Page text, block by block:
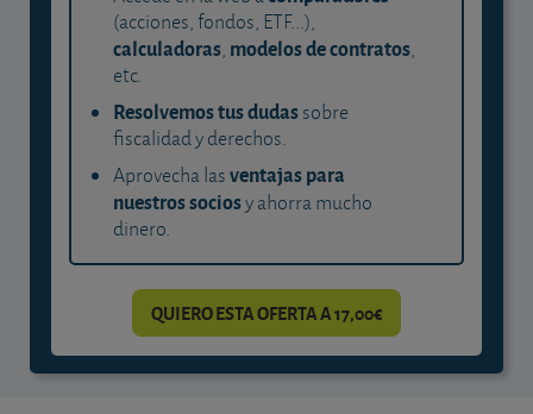
(acciones, fondos, ETF...),
calculadoras, modelos de contratos,
etc.
Resolvemos tus dudassobre
fiscalidad y derechos.
Aprovecha lasventajas para
nuestros sociosy ahorra mucho
dinero.
QUIERO ESTA OFERTA A 17,00€